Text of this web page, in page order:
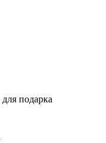
для подарка